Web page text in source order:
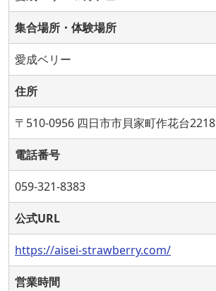
集合場所・体験場所
愛成ベリー
住所
〒510-0956 四日市市貝家町作花台2218
電話番号
059-321-8383
公式URL
https://aisei-strawberry.com/
営業時間